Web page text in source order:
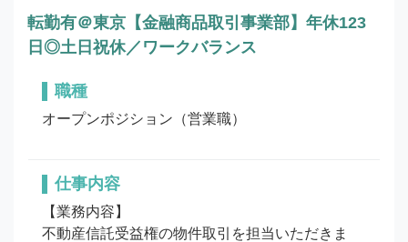
転勤有＠東京【金融商品取引事業部】年休123
日◎土日祝休／ワークバランス
職種
オープンポジション（営業職）
仕事内容
【業務内容】
不動産信託受益権の物件取引を担当いただきま